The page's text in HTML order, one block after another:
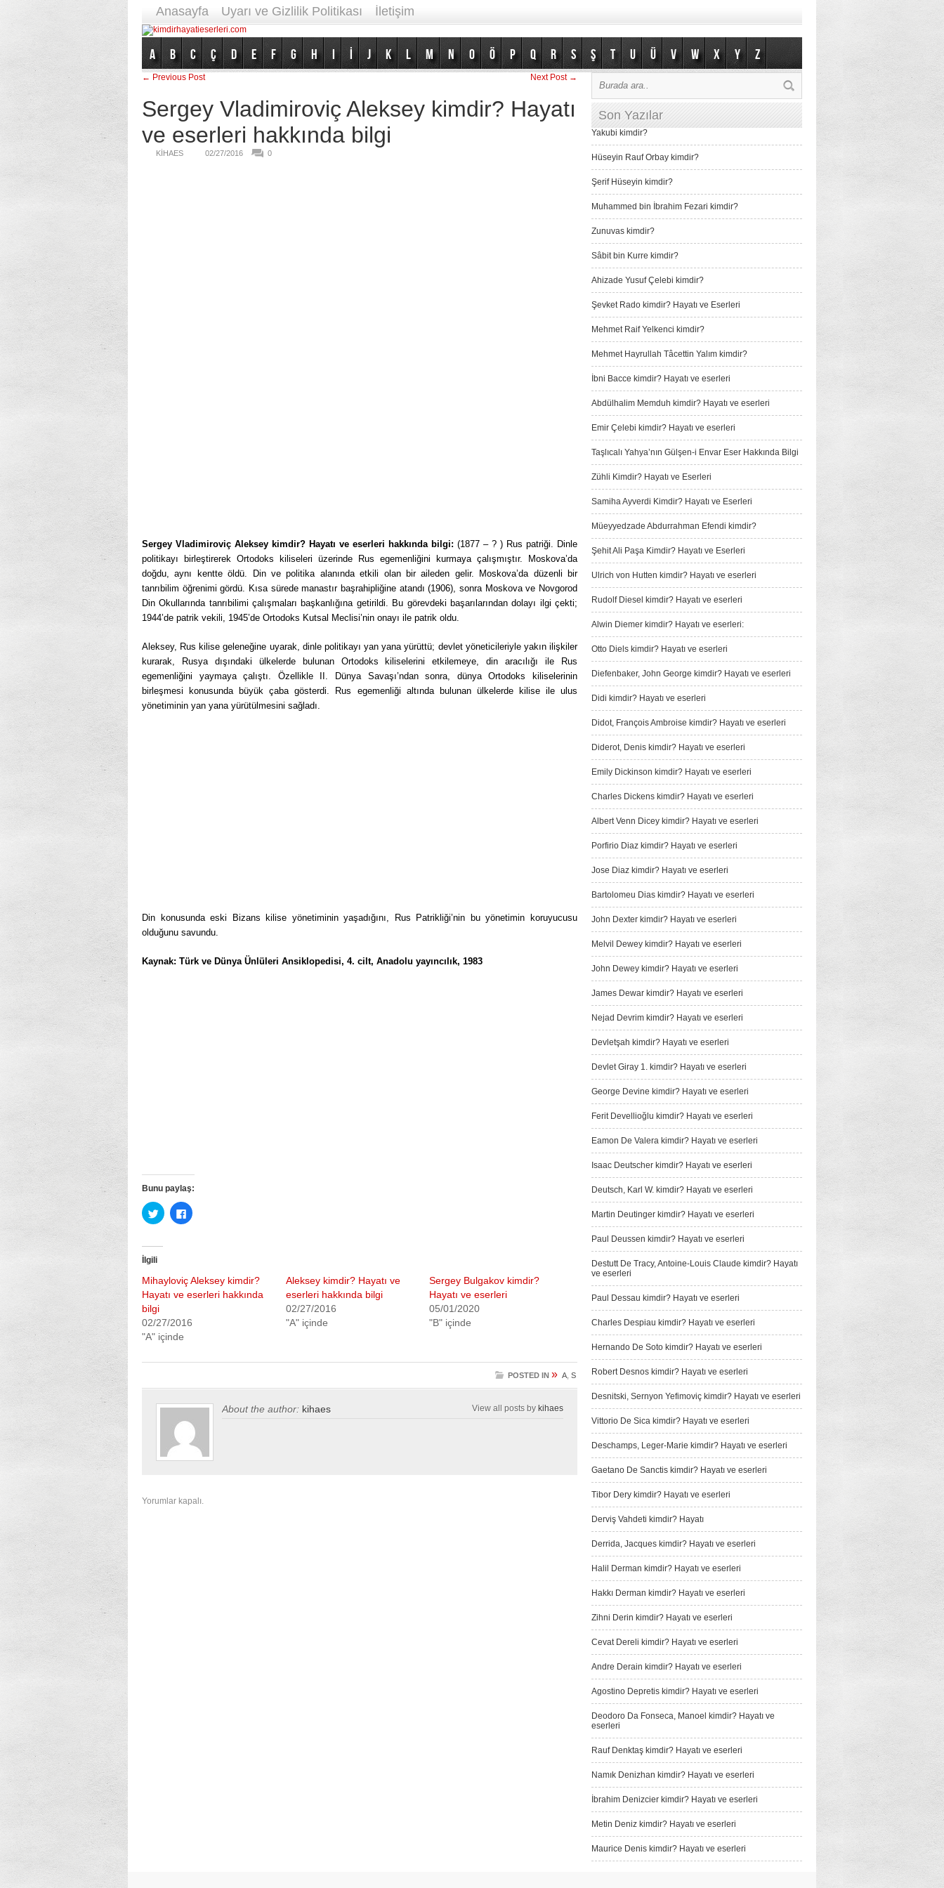
Anasayfa Uyarı ve Gizlilik Politikası İletişim
A B C Ç D E F G H I İ J K L M N O Ö P Q R S Ş T U Ü V W X Y Z
← Previous Post Next Post →
Sergey Vladimiroviç Aleksey kimdir? Hayatı
ve eserleri hakkında bilgi
KIHAES 02/27/2016 0
Sergey Vladimiroviç Aleksey kimdir? Hayatı ve eserleri hakkında bilgi: (1877 – ? ) Rus patriği. Dinle
politikayı birleşti­rerek Ortodoks kiliseleri üzerinde Rus egemenliğini kurmaya çalış­mıştır. Moskova’da
doğdu, aynı kentte öldü. Din ve politika alanında etkili olan bir aileden gelir. Mosko­va’da düzenli bir
tanrıbilim öğrenimi gördü. Kısa sürede manastır başrahipliğine atandı (1906), sonra Moskova ve Novgorod
Din Okullarında tanrıbilimi çalışmaları başkanlığına getirildi. Bu görevdeki başarı­larından dolayı ilgi çekti;
1944’de patrik vekili, 1945’de Ortodoks Kutsal Meclisi’nin onayı ile patrik oldu.
Aleksey, Rus kilise geleneğine uyarak, dinle politikayı yan yana yürüttü; devlet yöneticileriyle yakın ilişkiler
kurarak, Rusya dışındaki ülkelerde bulunan Ortodoks kiliselerini etkilemeye, din aracılı­ğı ile Rus
egemenliğini yaymaya çalıştı. Özellikle II. Dünya Savaşı’ndan sonra, dünya Ortodoks kiliseleri­nin
birleşmesi konusunda büyük çaba gösterdi. Rus egemenliği altında bulunan ülkelerde kilise ile ulus
yönetiminin yan yana yürütülmesini sağladı.
Din konusunda eski Bizans kilise yönetiminin yaşadığını, Rus Patrikliği’nin bu yönetimin koruyu­cusu
olduğunu savundu.
Kaynak: Türk ve Dünya Ünlüleri Ansiklopedisi, 4. cilt, Anadolu yayıncılık, 1983
Bunu paylaş:
Twitter
üzerinde
paylaşmak
tıklayın
Facebook’ta
paylaşmak
İlgili
Mihayloviç Aleksey kimdir?
Hayatı ve eserleri hakkında
bilgi
02/27/2016
"A" içinde
Aleksey kimdir? Hayatı ve
eserleri hakkında bilgi
02/27/2016
"A" içinde
Sergey Bulgakov kimdir?
Hayatı ve eserleri
05/01/2020
"B" içinde
POSTED IN » A S
About the author: kihaes View all posts by kihaes
Yorumlar kapalı.
Son Yazılar
Yakubi kimdir?
Hüseyin Rauf Orbay kimdir?
Şerif Hüseyin kimdir?
Muhammed bin İbrahim Fezari kimdir?
Zunuvas kimdir?
Sâbit bin Kurre kimdir?
Ahizade Yusuf Çelebi kimdir?
Şevket Rado kimdir? Hayatı ve Eserleri
Mehmet Raif Yelkenci kimdir?
Mehmet Hayrullah Tâcettin Yalım kimdir?
İbni Bacce kimdir? Hayatı ve eserleri
Abdülhalim Memduh kimdir? Hayatı ve eserleri
Emir Çelebi kimdir? Hayatı ve eserleri
Taşlıcalı Yahya’nın Gülşen-i Envar Eser Hakkında Bilgi
Zühli Kimdir? Hayatı ve Eserleri
Samiha Ayverdi Kimdir? Hayatı ve Eserleri
Müeyyedzade Abdurrahman Efendi kimdir?
Şehit Ali Paşa Kimdir? Hayatı ve Eserleri
Ulrich von Hutten kimdir? Hayatı ve eserleri
Rudolf Diesel kimdir? Hayatı ve eserleri
Alwin Diemer kimdir? Hayatı ve eserleri:
Otto Diels kimdir? Hayatı ve eserleri
Diefenbaker, John George kimdir? Hayatı ve eserleri
Didi kimdir? Hayatı ve eserleri
Didot, François Ambroise kimdir? Hayatı ve eserleri
Diderot, Denis kimdir? Hayatı ve eserleri
Emily Dickinson kimdir? Hayatı ve eserleri
Charles Dickens kimdir? Hayatı ve eserleri
Albert Venn Dicey kimdir? Hayatı ve eserleri
Porfirio Diaz kimdir? Hayatı ve eserleri
Jose Diaz kimdir? Hayatı ve eserleri
Bartolomeu Dias kimdir? Hayatı ve eserleri
John Dexter kimdir? Hayatı ve eserleri
Melvil Dewey kimdir? Hayatı ve eserleri
John Dewey kimdir? Hayatı ve eserleri
James Dewar kimdir? Hayatı ve eserleri
Nejad Devrim kimdir? Hayatı ve eserleri
Devletşah kimdir? Hayatı ve eserleri
Devlet Giray 1. kimdir? Hayatı ve eserleri
George Devine kimdir? Hayatı ve eserleri
Ferit Devellioğlu kimdir? Hayatı ve eserleri
Eamon De Valera kimdir? Hayatı ve eserleri
Isaac Deutscher kimdir? Hayatı ve eserleri
Deutsch, Karl W. kimdir? Hayatı ve eserleri
Martin Deutinger kimdir? Hayatı ve eserleri
Paul Deussen kimdir? Hayatı ve eserleri
Destutt De Tracy, Antoine-Louis Claude kimdir? Hayatı
ve eserleri
Paul Dessau kimdir? Hayatı ve eserleri
Charles Despiau kimdir? Hayatı ve eserleri
Hernando De Soto kimdir? Hayatı ve eserleri
Robert Desnos kimdir? Hayatı ve eserleri
Desnitski, Sernyon Yefimoviç kimdir? Hayatı ve eserleri
Vittorio De Sica kimdir? Hayatı ve eserleri
Deschamps, Leger-Marie kimdir? Hayatı ve eserleri
Gaetano De Sanctis kimdir? Hayatı ve eserleri
Tibor Dery kimdir? Hayatı ve eserleri
Derviş Vah­deti kimdir? Hayatı
Derrida, Jacques kimdir? Hayatı ve eserleri
Halil Derman kimdir? Hayatı ve eserleri
Hakkı Derman kimdir? Hayatı ve eserleri
Zihni Derin kimdir? Hayatı ve eserleri
Cevat Dereli kimdir? Hayatı ve eserleri
Andre Derain kimdir? Hayatı ve eserleri
Agostino Depretis kimdir? Hayatı ve eserleri
Deodoro Da Fonseca, Manoel kimdir? Hayatı ve
eserleri
Rauf Denktaş kimdir? Hayatı ve eserleri
Namık Denizhan kimdir? Hayatı ve eserleri
İbrahim Denizcier kimdir? Hayatı ve eserleri
Metin Deniz kimdir? Hayatı ve eserleri
Maurice Denis kimdir? Hayatı ve eserleri